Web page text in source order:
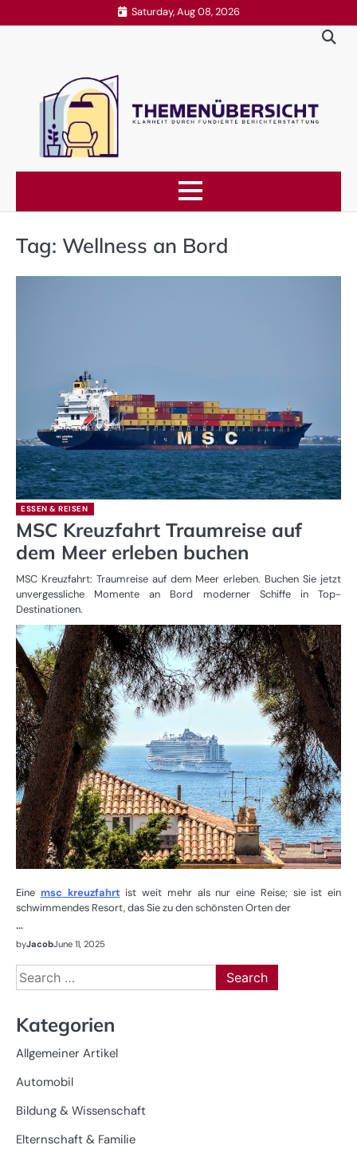
to
Saturday, Aug 08, 2026
Tag: Wellness an Bord
ESSEN & REISEN
MSC Kreuzfahrt Traumreise auf
dem Meer erleben buchen
MSC Kreuzfahrt: Traumreise auf dem Meer erleben. Buchen Sie jetzt
unvergessliche Momente an Bord moderner Schiffe in Top-
Destinationen.
Eine msc kreuzfahrt ist weit mehr als nur eine Reise; sie ist ein
schwimmendes Resort, das Sie zu den schönsten Orten der
…
byJacobJune 11, 2025
Search
for:
Kategorien
Allgemeiner Artikel
Automobil
Bildung & Wissenschaft
Elternschaft & Familie